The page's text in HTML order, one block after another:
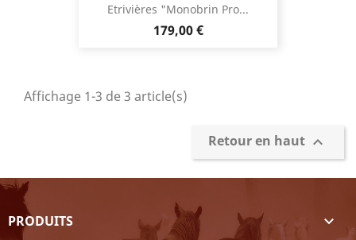
Etrivières "Monobrin Pro...
Prix
179,00 €
Affichage 1-3 de 3 article(s)
Retour en haut 
PRODUITS 